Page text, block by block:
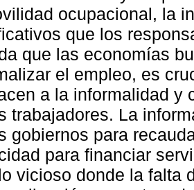
ocupacional, la
que los
que las economías
el empleo, es
a la informalidad y
trabajadores. La
gobiernos para
para financiar
vicioso donde la falta